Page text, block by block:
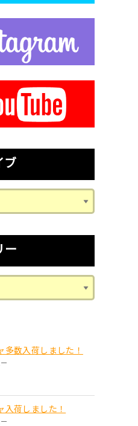
ブ
ー
多数入荷しました！
入荷しました！